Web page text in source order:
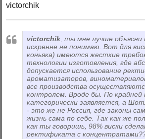
victorchik
victorchik, ты мне лучше объясни
искренне не понимаю. Вот для
коньяка) имеются жесткие
технологии изготовления, где
допускается использование
ароматизаторов,
все производства
контролем. Вроде бы. По крайней
категорически заявляется, а
- это же не Россия, где законы
жизнь сама по себе. Так как же
как ты говоришь, 98% виски
ректификата с